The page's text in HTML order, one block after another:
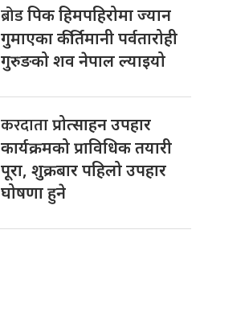
ब्रोडपिक हिमपहिरोमा ज्यान
गुमाएका कीर्तिमानी पर्वतारोही
गुरुङको शव नेपाल ल्याइयो
करदाताप्रोत्साहन उपहार
कार्यक्रमको प्राविधिक तयारी
पूरा, शुक्रबार पहिलो उपहार
घोषणा हुने